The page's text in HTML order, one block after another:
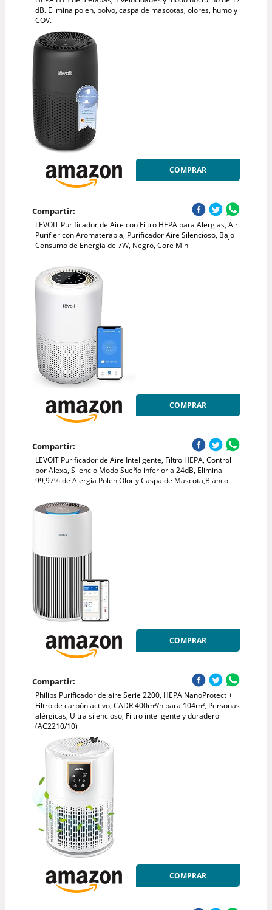
dB. Elimina polen, polvo, caspa de mascotas, olores, humo y
COV.
COMPRAR
Compartir:
LEVOIT Purificador de Aire con Filtro HEPA para Alergias, Air
Purifier con Aromaterapia, Purificador Aire Silencioso, Bajo
Consumo de Energía de 7W, Negro, Core Mini
COMPRAR
Compartir:
LEVOIT Purificador de Aire Inteligente, Filtro HEPA, Control
por Alexa, Silencio Modo Sueño inferior a 24dB, Elimina
99,97% de Alergia Polen Olor y Caspa de Mascota,Blanco
COMPRAR
Compartir:
Philips Purificador de aire Serie 2200, HEPA NanoProtect +
Filtro de carbón activo, CADR 400m³/h para 104m², Personas
alérgicas, Ultra silencioso, Filtro inteligente y duradero
(AC2210/10)
COMPRAR